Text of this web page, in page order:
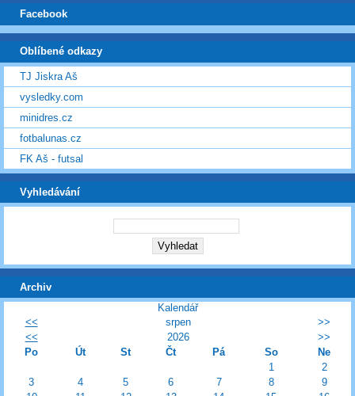
Facebook
Oblíbené odkazy
TJ Jiskra Aš
vysledky.com
minidres.cz
fotbalunas.cz
FK Aš - futsal
Vyhledávání
Archiv
Kalendář
<<
srpen
>>
<<
2026
>>
Po
Út St Čt Pá So
Ne
1
2
3
4 5 6 7 8
9